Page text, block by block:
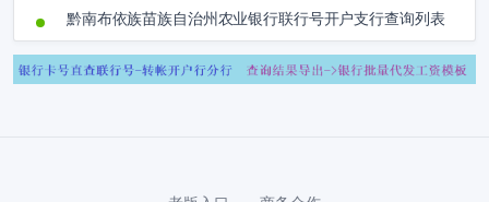
黔南布依族苗族自治州农业银行联行号开户支行查询列表